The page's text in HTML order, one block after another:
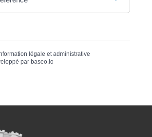
légale et administrative
par baseo.io